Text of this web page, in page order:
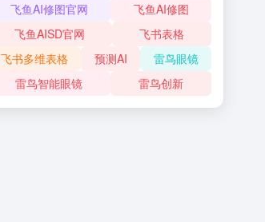
飞鱼AI修图官网
飞鱼AI修图
飞鱼AISD官网
飞书表格
飞书多维表格
预测AI
雷鸟眼镜
雷鸟智能眼镜
雷鸟创新